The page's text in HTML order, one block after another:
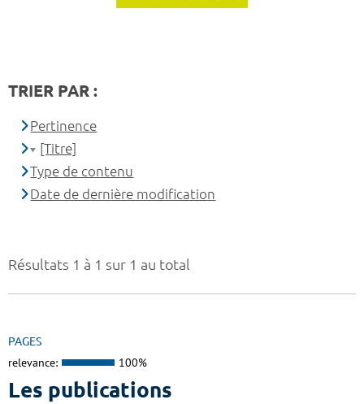
Résultats 1 à 1 sur 1 au total
PAGES
relevance: 100%
Les publications
TRIER PAR :
Pertinence
[Titre]
Type de contenu
Date de dernière modification